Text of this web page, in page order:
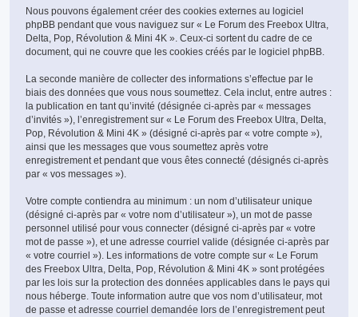
Nous pouvons également créer des cookies externes au logiciel
phpBB pendant que vous naviguez sur « Le Forum des Freebox Ultra,
Delta, Pop, Révolution & Mini 4K ». Ceux-ci sortent du cadre de ce
document, qui ne couvre que les cookies créés par le logiciel phpBB.
La seconde manière de collecter des informations s’effectue par le
biais des données que vous nous soumettez. Cela inclut, entre autres :
la publication en tant qu’invité (désignée ci-après par « messages
d’invités »), l’enregistrement sur « Le Forum des Freebox Ultra, Delta,
Pop, Révolution & Mini 4K » (désigné ci-après par « votre compte »),
ainsi que les messages que vous soumettez après votre
enregistrement et pendant que vous êtes connecté (désignés ci-après
par « vos messages »).
Votre compte contiendra au minimum : un nom d’utilisateur unique
(désigné ci-après par « votre nom d’utilisateur »), un mot de passe
personnel utilisé pour vous connecter (désigné ci-après par « votre
mot de passe »), et une adresse courriel valide (désignée ci-après par
« votre courriel »). Les informations de votre compte sur « Le Forum
des Freebox Ultra, Delta, Pop, Révolution & Mini 4K » sont protégées
par les lois sur la protection des données applicables dans le pays qui
nous héberge. Toute information autre que vos nom d’utilisateur, mot
de passe et adresse courriel demandée lors de l’enregistrement peut